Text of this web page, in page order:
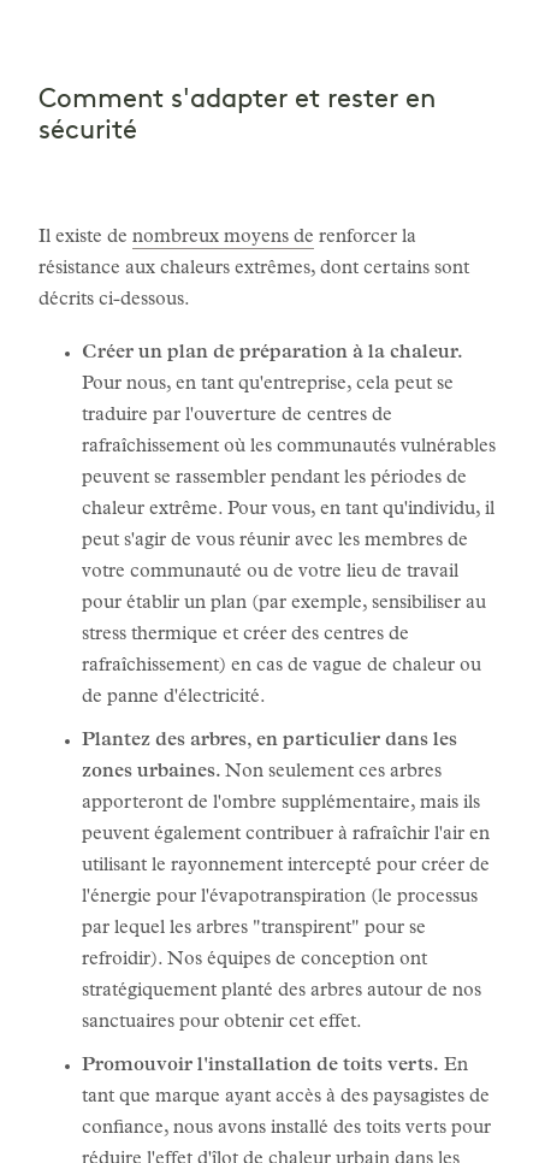
Comment s'adapter et rester en
sécurité
Il existe de nombreux moyens de renforcer la
résistance aux chaleurs extrêmes, dont certains sont
décrits ci-dessous.
Créer un plan de préparation à la chaleur.
Pour nous, en tant qu'entreprise, cela peut se
traduire par l'ouverture de centres de
rafraîchissement où les communautés vulnérables
peuvent se rassembler pendant les périodes de
chaleur extrême. Pour vous, en tant qu'individu, il
peut s'agir de vous réunir avec les membres de
votre communauté ou de votre lieu de travail
pour établir un plan (par exemple, sensibiliser au
stress thermique et créer des centres de
rafraîchissement) en cas de vague de chaleur ou
de panne d'électricité.
Plantez des arbres, en particulier dans les
zones urbaines. Non seulement ces arbres
apporteront de l'ombre supplémentaire, mais ils
peuvent également contribuer à rafraîchir l'air en
utilisant le rayonnement intercepté pour créer de
l'énergie pour l'évapotranspiration (le processus
par lequel les arbres "transpirent" pour se
refroidir). Nos équipes de conception ont
stratégiquement planté des arbres autour de nos
sanctuaires pour obtenir cet effet.
Promouvoir l'installation de toits verts. En
tant que marque ayant accès à des paysagistes de
confiance, nous avons installé des toits verts pour